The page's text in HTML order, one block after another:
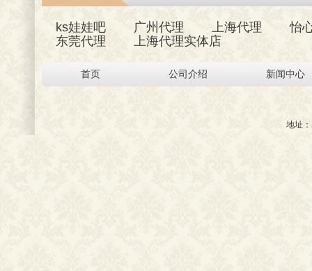
ks娃娃吧 广州代理 上海代理
怡
东莞代理
上海代理实体店
首页 公司介绍 新闻中心
地址